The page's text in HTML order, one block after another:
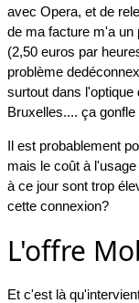
avec Opera, et de
de ma facture m'a un
(2,50 euros par
problème
surtout dans l'optique
Bruxelles.... ça
Il est probablement
mais le coût à
à ce jour sont trop
cette connexion?
L'offre
Et c'est là